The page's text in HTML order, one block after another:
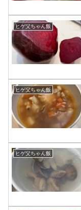
ヒゲ父ちゃん飯
ヒゲ父ちゃん飯
ヒゲ父ちゃん飯